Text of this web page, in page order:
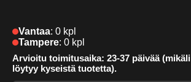
Vantaa: 0 kpl
Tampere: 0 kpl
Arvioitu toimitusaika: 23-37 päivää
löytyy kyseistä tuotetta).